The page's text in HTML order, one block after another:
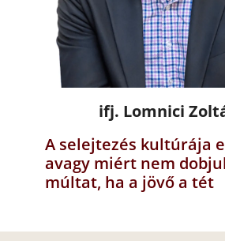
ifj. Lomnici
A selejtezés kultúrája
avagy miért nem
múltat, ha a jövő a tét